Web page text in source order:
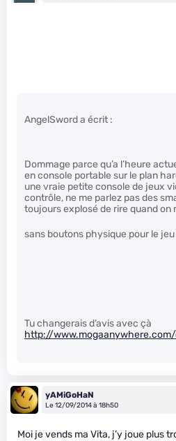
AngelSword a écrit :
Dommage parce qu’a l’heure
en console portable sur le plan
une vraie petite console de jeux
contrôle, ne me parlez pas des
toujours explosé de rire quand on
sans boutons physique pour le
Tu changerais d’avis avec çà
http://
yAMiGoHaN
Le 12/09/2014 à 18h50
Moi je vends ma Vita, j’y joue plus